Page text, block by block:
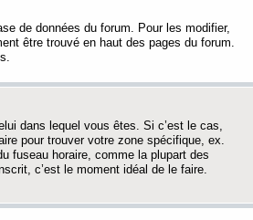
de données du forum. Pour les modifier,
être trouvé en haut des pages du forum.
dans lequel vous êtes. Si c’est le cas,
pour trouver votre zone spécifique, ex.
fuseau horaire, comme la plupart des
c’est le moment idéal de le faire.